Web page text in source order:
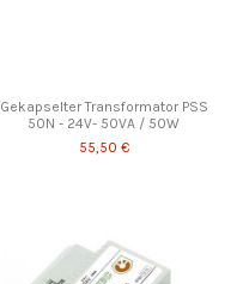
Gekapselter Transformator PSS
50N - 24V- 50VA / 50W
55,50 €